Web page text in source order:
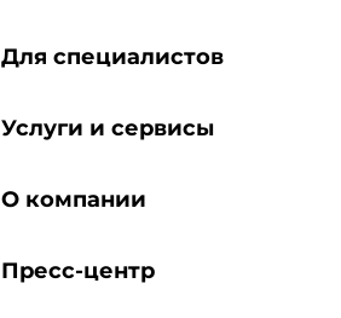
Для специалистов
Услуги и сервисы
О компании
Пресс-центр